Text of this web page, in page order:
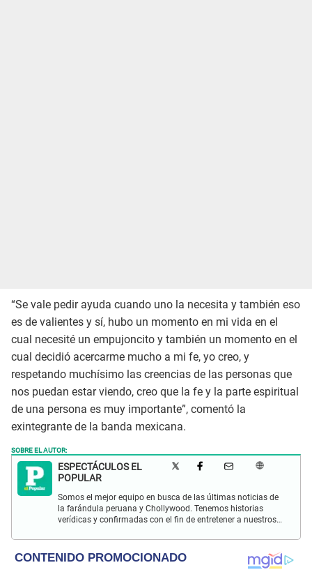
“Se vale pedir ayuda cuando uno la necesita y también eso
es de valientes y sí, hubo un momento en mi vida en el
cual necesité un empujoncito y también un momento en el
cual decidió acercarme mucho a mi fe, yo creo, y
respetando muchísimo las creencias de las personas que
nos puedan estar viendo, creo que la fe y la parte espiritual
de una persona es muy importante”, comentó la
exintegrante de la banda mexicana.
SOBRE EL AUTOR:
ESPECTÁCULOS EL
POPULAR
Somos el mejor equipo en busca de las últimas noticias de
la farándula peruana y Chollywood. Tenemos historias
verídicas y confirmadas con el fin de entretener a nuestros